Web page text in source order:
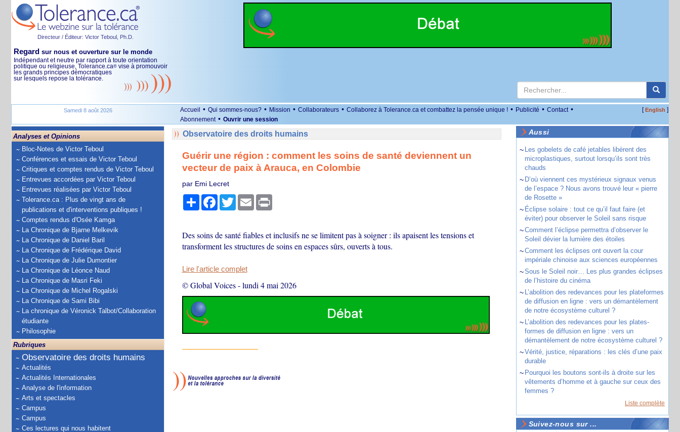
Directeur / Éditeur: Victor Teboul, Ph.D.
Regard sur nous et ouverture sur le monde
Indépendant et neutre par rapport à toute orientation
politique ou religieuse, Tolerance.ca® vise à promouvoir
les grands principes démocratiques
sur lesquels repose la tolérance.
Samedi 8 août 2026 Accueil • Qui sommes-nous? • Mission • Collaborateurs • Collaborez à Tolerance.ca et combattez la pensée unique ! • Publicité • Contact •
Abonnement • Ouvrir une session
[English ]
Analyses et Opinions
Bloc-Notes de Victor Teboul
Conférences et essais de Victor Teboul
Critiques et comptes rendus de Victor Teboul
Entrevues accordées par Victor Teboul
Entrevues réalisées par Victor Teboul
Tolerance.ca : Plus de vingt ans de
publications et d'interventions publiques !
Comptes rendus d'Osée Kamga
La Chronique de Bjarne Melkevik
La Chronique de Daniel Baril
La Chronique de Frédérique David
La Chronique de Julie Dumontier
La Chronique de Léonce Naud
La Chronique de Masri Feki
La Chronique de Michel Rogalski
La Chronique de Sami Bibi
La chronique de Véronick Talbot/Collaboration
étudiante
Philosophie
Rubriques
Observatoire des droits humains
Actualités
Actualités Internationales
Analyse de l'information
Arts et spectacles
Campus
Campus
Ces lectures qui nous habitent
Observatoire des droits humains
Guérir une région : comment les soins de santé deviennent un
vecteur de paix à Arauca, en Colombie
par Emi Lecret
PartagerFacebook
TwitterEmail Print
Des soins de santé fiables et inclusifs ne se limitent pas à soigner : ils apaisent les tensions et
transforment les structures de soins en espaces sûrs, ouverts à tous.
Lire l'article complet
© Global Voices-lundi 4 mai 2026
Aussi
~ Les gobelets de café jetables libèrent des
microplastiques, surtout lorsqu’ils sont très
chauds
~ D’où viennent ces mystérieux signaux venus
de l’espace ? Nous avons trouvé leur « pierre
de Rosette »
~ Éclipse solaire : tout ce qu’il faut faire (et
éviter) pour observer le Soleil sans risque
~Comment l’éclipse permettra d’observer le
Soleil dévier la lumière des étoiles
~Comment les éclipses ont ouvert la cour
impériale chinoise aux sciences européennes
~Sous le Soleil noir… Les plus grandes éclipses
de l’histoire du cinéma
~ L’abolition des redevances pour les plateformes
de diffusion en ligne : vers un démantèlement
de notre écosystème culturel ?
~ L’abolition des redevances pour les plates-
formes de diffusion en ligne : vers un
démantèlement de notre écosystème culturel ?
~Vérité, justice, réparations : les clés d’une paix
durable
~ Pourquoi les boutons sont-ils à droite sur les
vêtements d’homme et à gauche sur ceux des
femmes ?
Liste complète
Suivez-nous sur ...